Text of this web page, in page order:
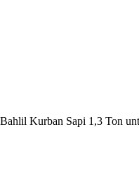
Bahlil Kurban Sapi 1,3 Ton